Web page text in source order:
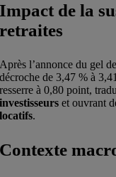
Impact de la
retraites
Après l’annonce du gel
décroche de 3,47 % à
resserre à 0,80 point,
investisseurs et ouvrant
locatifs.
Contexte